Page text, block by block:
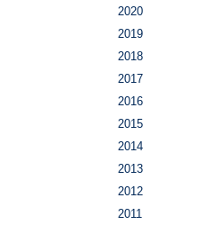
2020
2019
2018
2017
2016
2015
2014
2013
2012
2011